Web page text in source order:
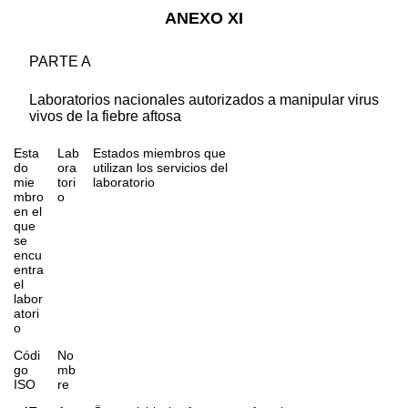
ANEXO XI
PARTE A
Laboratorios nacionales autorizados a manipular virus
vivos de la fiebre aftosa
Esta
do
mie
mbro
en el
que
se
encu
entra
el
labor
atori
o
Lab
ora
tori
o
Estados miembros que
utilizan los servicios del
laboratorio
Códi
go
ISO
No
mb
re